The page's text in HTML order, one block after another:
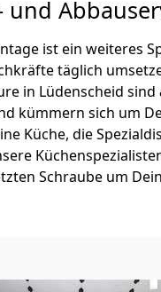
und
ist ein weiteres
täglich
in Lüdenscheid sind
kümmern sich um
Küche, die
Schraube um